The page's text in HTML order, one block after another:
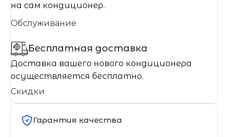
на сам кондиционер.
Обслуживание
Бесплатная доставка
Доставка вашего нового кондиционера
осуществляется бесплатно.
Скидки
Гарантия качества